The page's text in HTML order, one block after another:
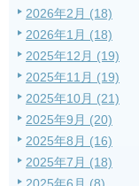
2026年2月 (18)
2026年1月 (18)
2025年12月 (19)
2025年11月 (19)
2025年10月 (21)
2025年9月 (20)
2025年8月 (16)
2025年7月 (18)